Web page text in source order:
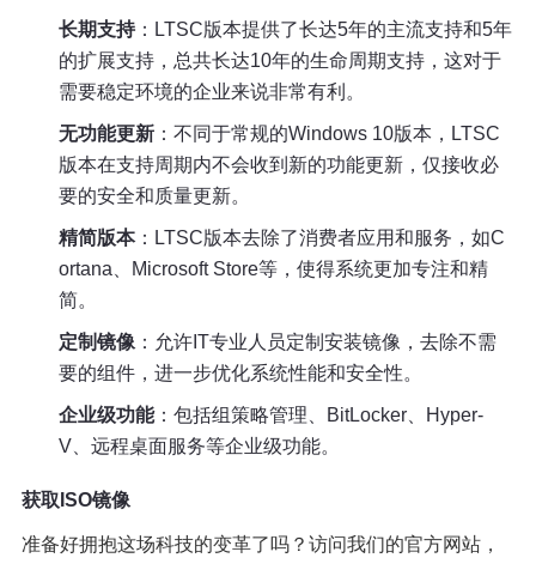
长期支持：LTSC版本提供了长达5年的主流支持和5年
的扩展支持，总共长达10年的生命周期支持，这对于
需要稳定环境的企业来说非常有利。
无功能更新：不同于常规的Windows 10版本，LTSC
版本在支持周期内不会收到新的功能更新，仅接收必
要的安全和质量更新。
精简版本：LTSC版本去除了消费者应用和服务，如C
ortana、Microsoft Store等，使得系统更加专注和精
简。
定制镜像 ：允许IT专业人员定制安装镜像，去除不需
要的组件，进一步优化系统性能和安全性。
企业级功能：包括组策略管理、BitLocker、Hyper-
V、远程桌面服务等企业级功能。
获取ISO镜像
准备好拥抱这场科技的变革了吗？访问我们的官方网站，